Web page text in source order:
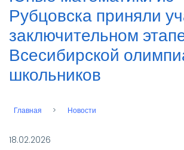
Рубцовска приняли
заключительном
Всесибирской
школьников
Строка
Главная Новости
18.02.2026